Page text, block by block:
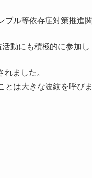
ブル等依存症対策推進関
動にも積極的に参加し
ました。
とは大きな波紋を呼びま